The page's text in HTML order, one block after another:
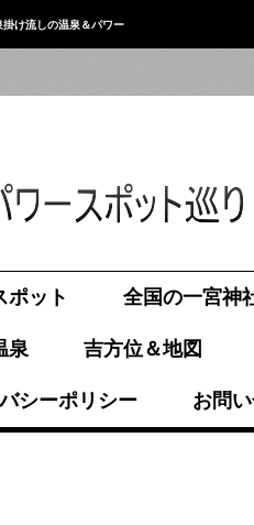
け流しの温泉＆パワー
ポット 全国の一宮神
泉 吉方位＆地図
シーポリシー お問